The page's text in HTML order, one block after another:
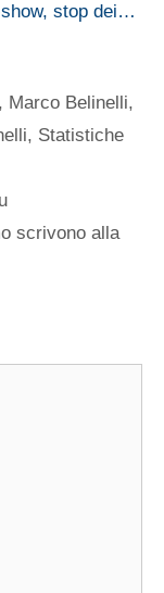
stop dei…
, Marco Belinelli,
, Statistiche
scrivono alla